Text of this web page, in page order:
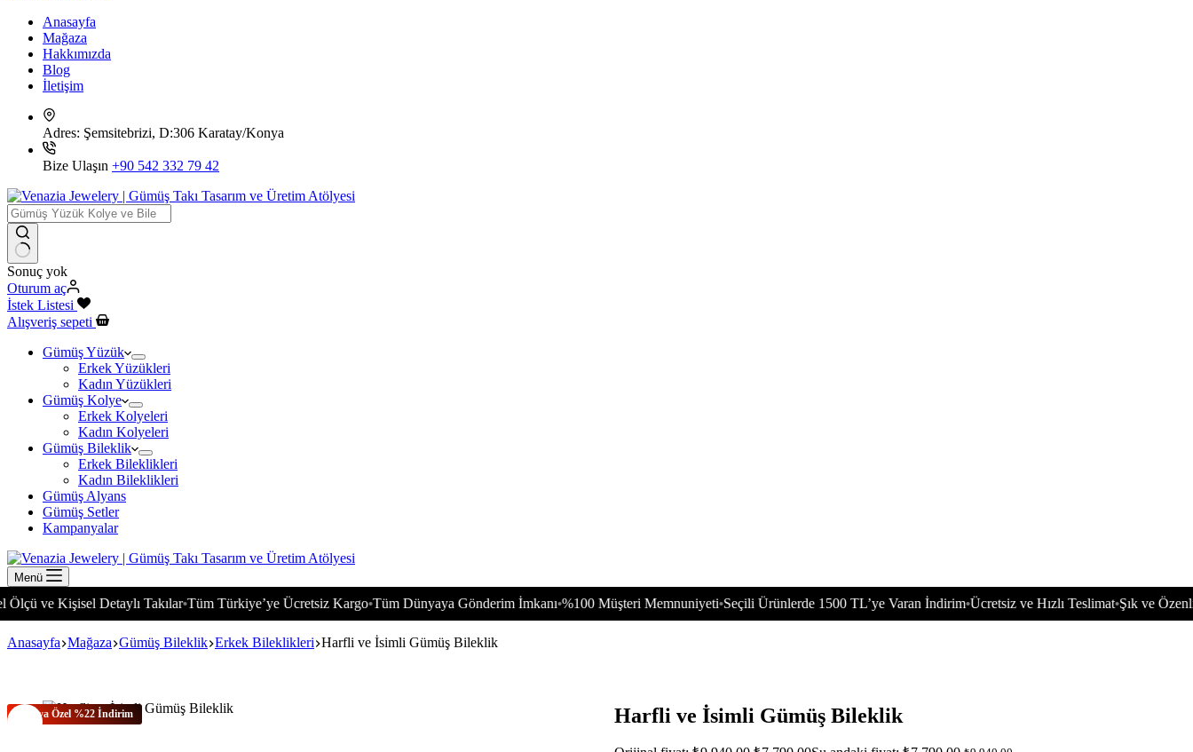
Anasayfa
Mağaza
Hakkımızda
Blog
İletişim
Adres: Şemsitebrizi, D:306 Karatay/Konya
Bize Ulaşın +90 542 332 79 42
Sonuç yok
Oturum aç
İstek Listesi
Alışveriş sepeti
Gümüş Yüzük
Erkek Yüzükleri
Kadın Yüzükleri
Gümüş Kolye
Erkek Kolyeleri
Kadın Kolyeleri
Gümüş Bileklik
Erkek Bileklikleri
Kadın Bileklikleri
Gümüş Alyans
Gümüş Setler
Kampanyalar
Menü
Kişisel Detaylı Takılar•Tüm Türkiye’ye Ücretsiz Kargo•Tüm Dünyaya Gönderim İmkanı•%100 Müşteri Memnuniyeti•Seçili Ürünlerde 1500 TL’ye Varan İndirim• Ücretsiz ve Hızlı Teslimat •Şık ve Özenli
Anasayfa Mağaza Gümüş Bileklik Erkek Bileklikleri Harfli ve İsimli Gümüş Bileklik
Bu Aya Özel %22 İndirim Harfli ve İsimli Gümüş Bileklik